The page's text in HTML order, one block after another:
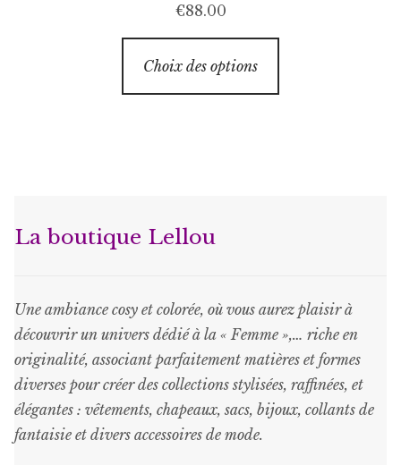
€88.00
Choix des options
a
page
produit
La boutique Lellou
Une ambiance cosy et colorée, où vous aurez plaisir à
découvrir un univers dédié à la « Femme »,… riche en
originalité, associant parfaitement matières et formes
diverses pour créer des collections stylisées, raffinées, et
élégantes : vêtements, chapeaux, sacs, bijoux, collants de
fantaisie et divers accessoires de mode.